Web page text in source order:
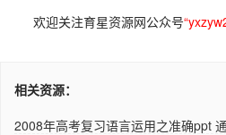
欢迎关注育星资源网公众号
相关资源：
2008年高考复习语言运用之准确ppt